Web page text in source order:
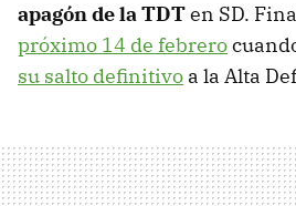
apagón de la TDTen SD.
próximo 14 de febrero
su salto definitivo a la Alta